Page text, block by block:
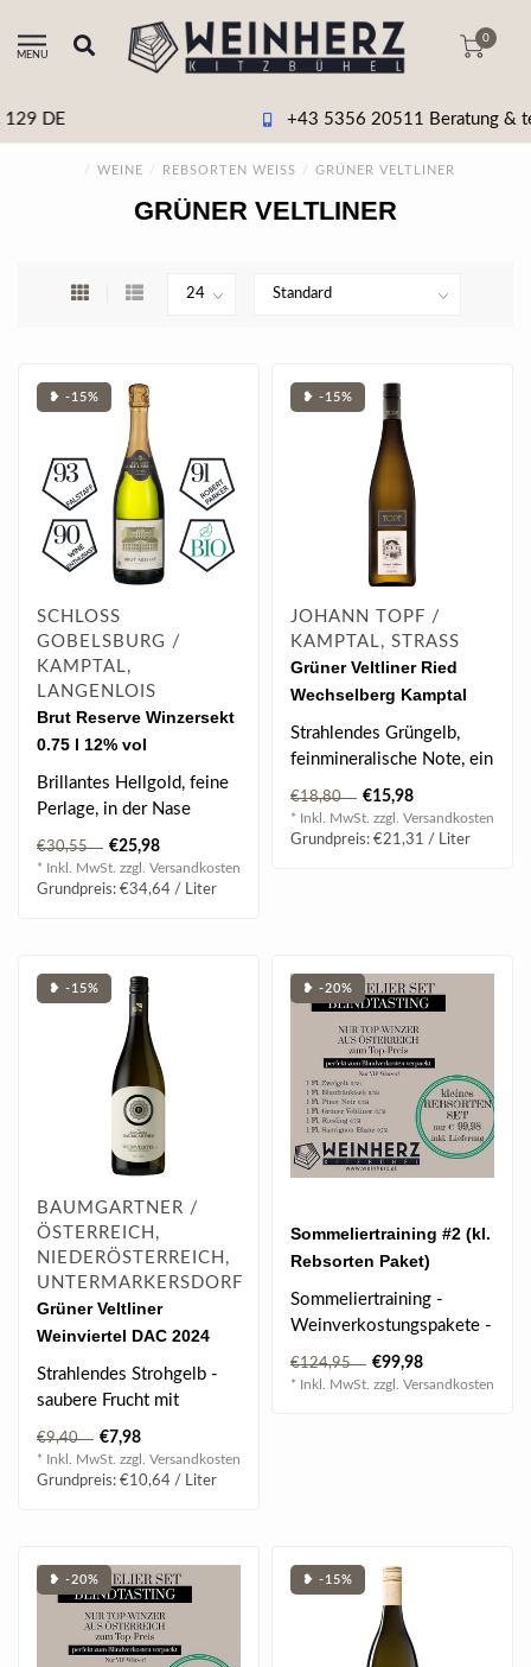
MENU
0
+43 5356 20511 Beratung & tel. Bestellung
/ WEINE / REBSORTEN WEISS / GRÜNER VELTLINER
GRÜNER VELTLINER
❥ -15%
SCHLOSS
GOBELSBURG /
KAMPTAL,
LANGENLOIS
Brut Reserve Winzersekt
0.75 l 12% vol
Brillantes Hellgold, feine
Perlage, in der Nase
Waldbeeren,
Akazienhonig, Biskui..
€30,55 €25,98
* Inkl. MwSt. zzgl. Versandkosten
Grundpreis: €34,64 / Liter
❥ -15%
JOHANN TOPF /
KAMPTAL, STRASS
Grüner Veltliner Ried
Wechselberg Kamptal
DAC 2024 0.75 l
Strahlendes Grüngelb,
feinmineralische Note, ein
Hauch Marille, weiße
Äpfel, ..
€18,80 €15,98
* Inkl. MwSt. zzgl. Versandkosten
Grundpreis: €21,31 / Liter
❥ -15%
BAUMGARTNER /
ÖSTERREICH,
NIEDERÖSTERREICH,
UNTERMARKERSDORF
Grüner Veltliner
Weinviertel DAC 2024
0.75 l
Strahlendes Strohgelb -
saubere Frucht mit
angenehmer Würze -
saftig und spritz..
€9,40 €7,98
* Inkl. MwSt. zzgl. Versandkosten
Grundpreis: €10,64 / Liter
❥ -20%
Sommeliertraining #2 (kl.
Rebsorten Paket)
Sommeliertraining -
Weinverkostungspakete -
Weintraining
Speziell für den TSO..
€124,95 €99,98
* Inkl. MwSt. zzgl. Versandkosten
❥ -20% ❥ -15%